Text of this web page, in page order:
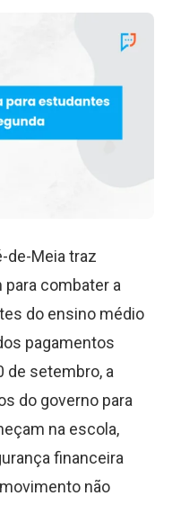
de-Meia traz
combater a
do ensino médio
pagamentos
de setembro, a
do governo para
na escola,
financeira
não